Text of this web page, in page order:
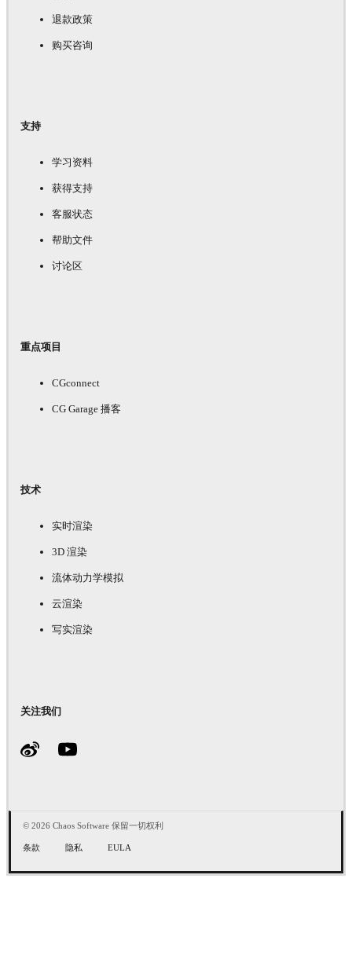
退款政策
购买咨询
支持
学习资料
获得支持
客服状态
帮助文件
讨论区
重点项目
CGconnect
CG Garage 播客
技术
实时渲染
3D 渲染
流体动力学模拟
云渲染
写实渲染
关注我们
© 2026 Chaos Software 保留一切权利
条款 隐私 EULA